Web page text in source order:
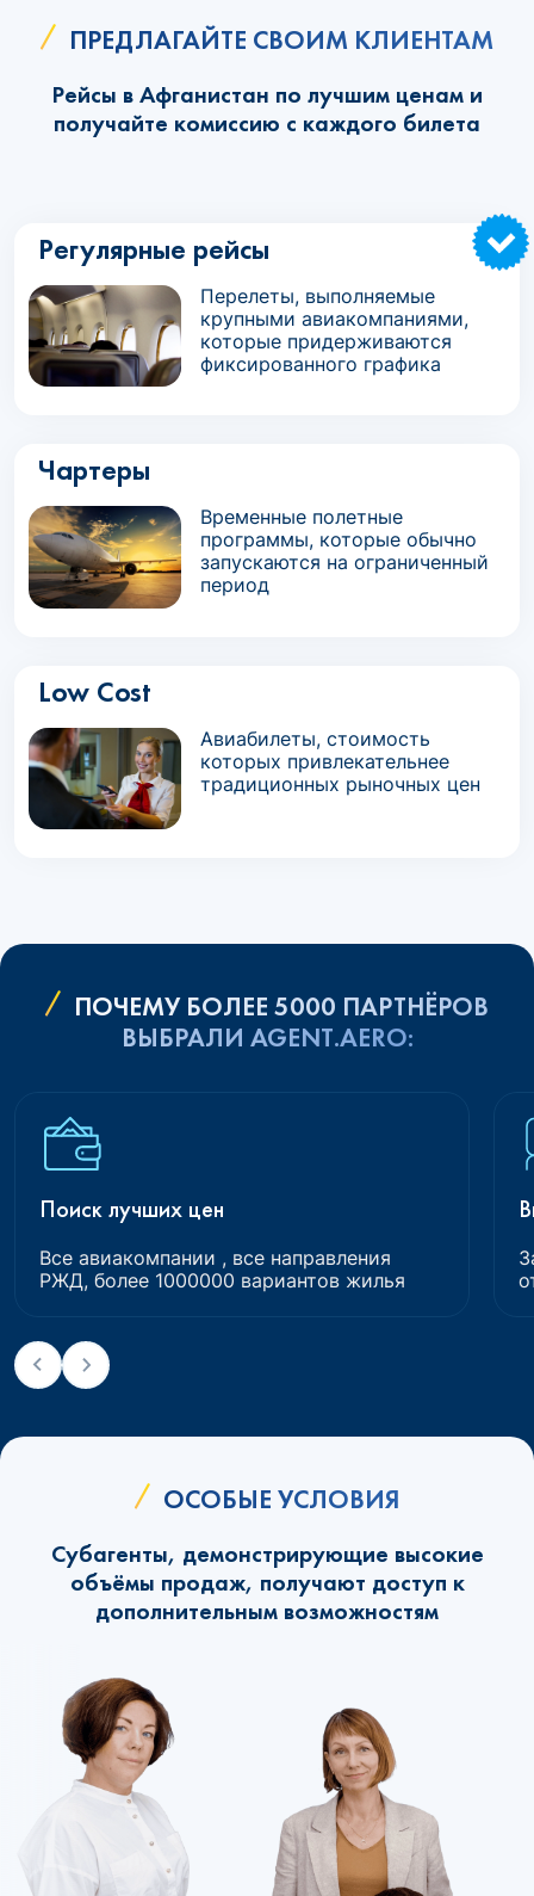
ПРЕДЛАГАЙТЕ СВОИМ КЛИЕНТАМ
Рейсы в Афганистан по лучшим ценам и
получайте комиссию с каждого билета
Регулярные рейсы
Перелеты, выполняемые
крупными авиакомпаниями,
которые придерживаются
фиксированного графика
Чартеры
Временные полетные
программы, которые обычно
запускаются на ограниченный
период
Low Cost
Авиабилеты, стоимость
которых привлекательнее
традиционных рыночных цен
ПОЧЕМУ БОЛЕЕ 5000 ПАРТНЁРОВ
ВЫБРАЛИ AGENT.AERO:
Поиск лучших цен
Все авиакомпании , все направления
РЖД, более 1000000 вариантов жилья
ОСОБЫЕ УСЛОВИЯ
Субагенты, демонстрирующие высокие
объёмы продаж, получают доступ к
дополнительным возможностям